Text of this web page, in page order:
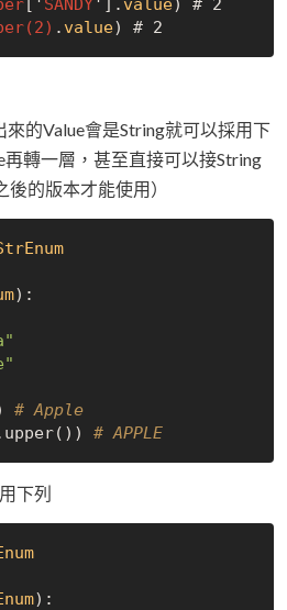
. value
來的Value會是String就可以採用下
轉一層，甚至直接可以接String
的版本才能使用）
):
# Apple
# APPLE
下列
):